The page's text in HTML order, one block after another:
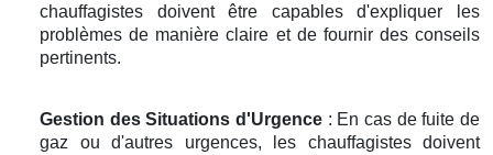
chauffagistes doivent être capables d'expliquer les
problèmes de manière claire et de fournir des conseils
pertinents.
Gestion des Situations d'Urgence : En cas de fuite de
gaz ou d'autres urgences, les chauffagistes doivent